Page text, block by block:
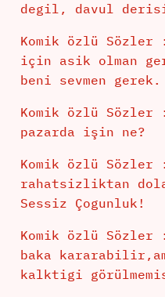
degil, davul
Komik özlü Sözler
için asik olman
beni sevmen gerek.
Komik özlü Sözler :
pazarda işin ne?
Komik özlü Sözler
rahatsizliktan
Sessiz Çogunluk!
Komik özlü Sözler :
baka
kalktigi